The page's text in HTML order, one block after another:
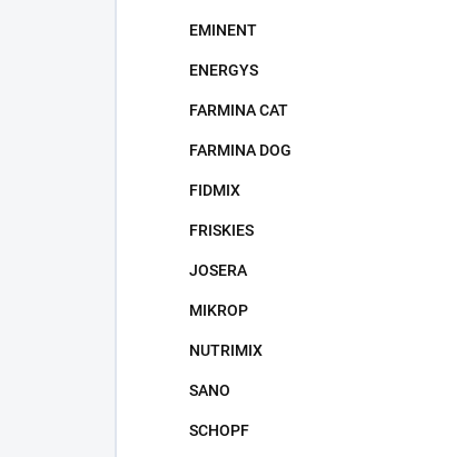
EMINENT
ENERGYS
FARMINA CAT
FARMINA DOG
FIDMIX
FRISKIES
JOSERA
MIKROP
NUTRIMIX
SANO
SCHOPF